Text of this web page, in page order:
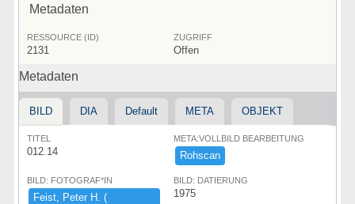
Metadaten
RESSOURCE (ID)
2131
ZUGRIFF
Offen
Metadaten
BILD DIA Default META OBJEKT
TITEL
012.14
META:VOLLBILD BEARBEITUNG
Rohscan
BILD: FOTOGRAF*IN
Feist,​ ​Peter ​H.​ ​(​
BILD: DATIERUNG
1975